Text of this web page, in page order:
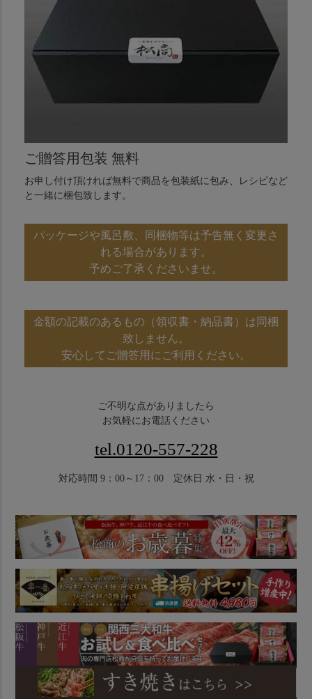
ご贈答用包装 無料
お申し付け頂ければ無料で商品を包装紙に包み、レシピなど
と一緒に梱包致します。
パッケージや風呂敷、同梱物等は予告無く変更さ
れる場合があります。
予めご了承くださいませ。
金額の記載のあるもの（領収書・納品書）は同梱
致しません。
安心してご贈答用にご利用ください。
ご不明な点がありましたら
お気軽にお電話ください
tel.0120-557-228
対応時間 9：00～17：00 定休日 水・日・祝